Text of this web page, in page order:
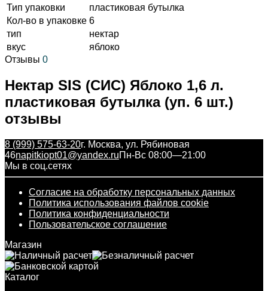
Тип упаковки
пластиковая бутылка
Кол-во в упаковке 6
тип
нектар
вкус
яблоко
Отзывы 0
Нектар SIS (СИС) Яблоко 1,6 л.
пластиковая бутылка (уп. 6 шт.)
отзывы
8 (999) 575-63-20г. Москва, ул. Рябиновая
46napitkiopt01@yandex.ruПн-Вс 08:00—21:00
Мы в соц.сетях
Согласие на обработку персональных данных
Политика использования файлов cookie
Политика конфиденциальности
Пользовательское соглашение
Магазин
Каталог